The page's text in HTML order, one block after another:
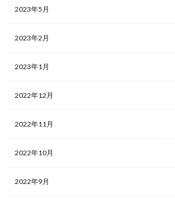
2023年5月
2023年2月
2023年1月
2022年12月
2022年11月
2022年10月
2022年9月